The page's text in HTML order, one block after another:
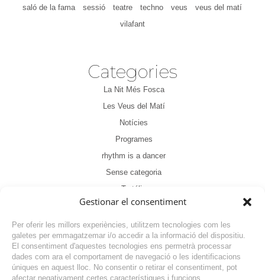
Gestionar el consentiment
Per oferir les millors experiències, utilitzem tecnologies com les
galetes per emmagatzemar i/o accedir a la informació del dispositiu.
El consentiment d'aquestes tecnologies ens permetrà processar
dades com ara el comportament de navegació o les identificacions
úniques en aquest lloc. No consentir o retirar el consentiment, pot
afectar negativament certes característiques i funcions.
saló de la fama
sessió teatre techno veus
veus del matí
vilafant
Categories
La Nit Més Fosca
Les Veus del Matí
Notícies
Programes
rhythm is a dancer
Sense categoria
Tertúlia
NOTÍCIA ANTERIOR